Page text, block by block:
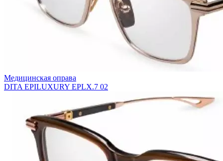
Медицинская оправа
DITA EPILUXURY EPLX.7 02